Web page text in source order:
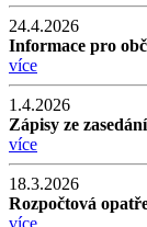
24.4.2026
Informace pro
více
1.4.2026
Zápisy ze
více
18.3.2026
Rozpočtová